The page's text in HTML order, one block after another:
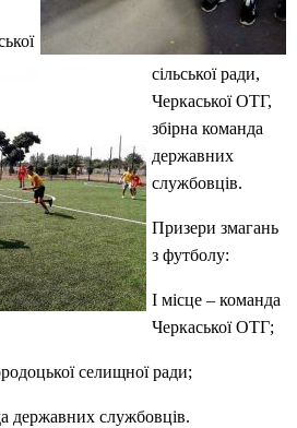
сільської ради,
Черкаської ОТГ,
збірна команда
державних
службовців.
Призери змагань
з футболу:
І місце – команда
Черкаської ОТГ;
селищної ради;
державних службовців.